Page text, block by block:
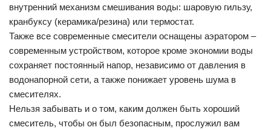
внутренний механизм смешивания воды: шаровую гильзу,
кранбуксу (керамика/резина) или термостат.
Также все современные смесители оснащены аэратором –
современным устройством, которое кроме экономии воды
сохраняет постоянный напор, независимо от давления в
водонапорной сети, а также понижает уровень шума в
смесителях.
Нельзя забывать и о том, каким должен быть хороший
смеситель, чтобы он был безопасным, прослужил вам